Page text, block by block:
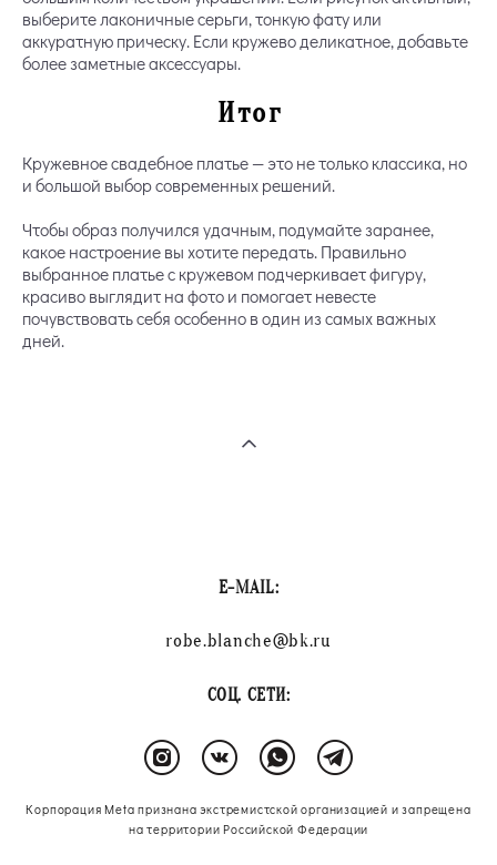
выберите лаконичные серьги, тонкую фату или
аккуратную прическу. Если кружево деликатное, добавьте
более заметные аксессуары.
Итог
Кружевное свадебное платье — это не только классика, но
и большой выбор современных решений.
Чтобы образ получился удачным, подумайте заранее,
какое настроение вы хотите передать. Правильно
выбранное платье с кружевом подчеркивает фигуру,
красиво выглядит на фото и помогает невесте
почувствовать себя особенно в один из самых важных
дней.
E-MAIL:
robe.blanche@bk.ru
СОЦ. СЕТИ:
Корпорация Meta признана экстремистской организацией и запрещена
на территории Российской Федерации